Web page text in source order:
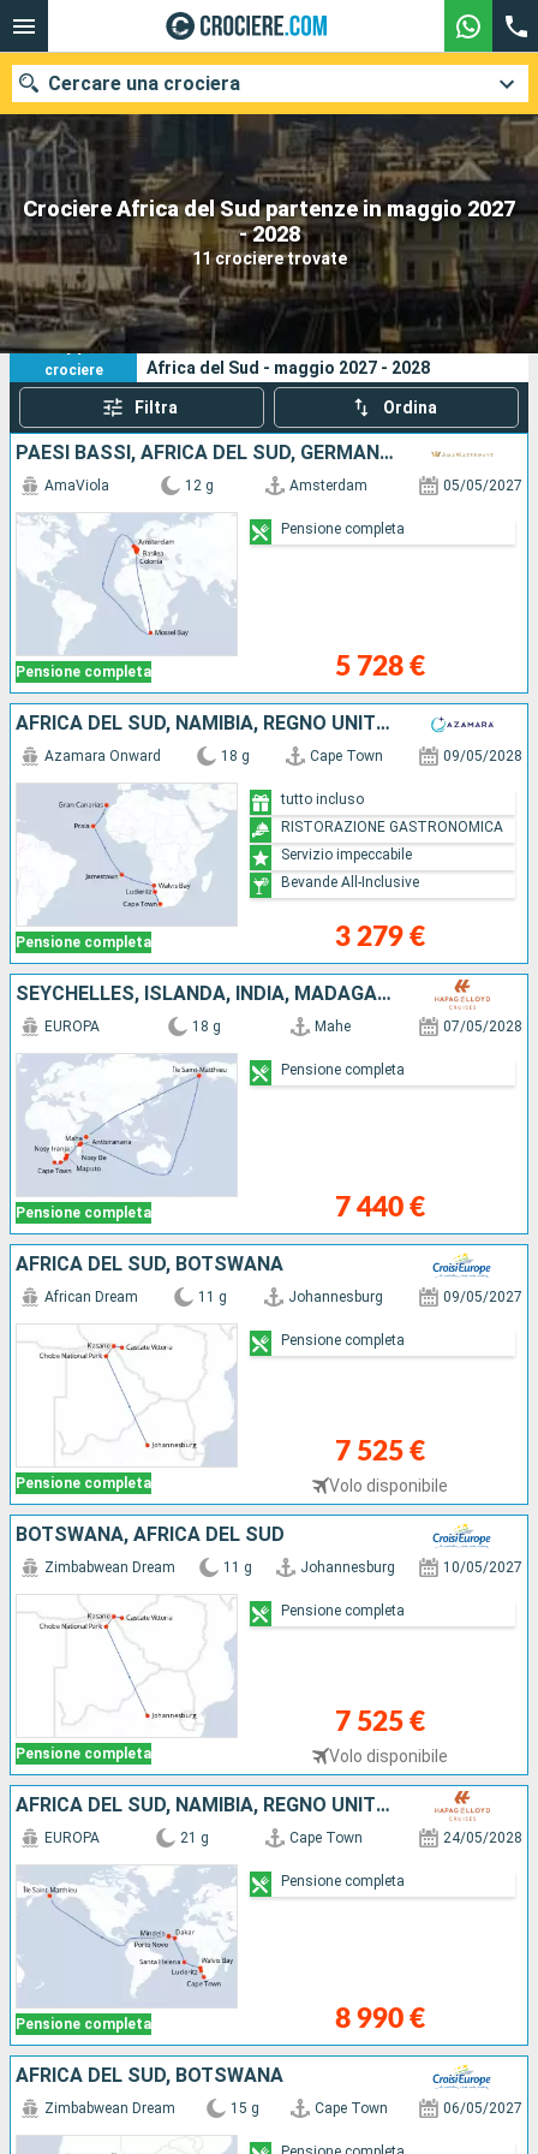
Crociere Africa del Sud partenze in maggio 2027
- 2028
11 crociere trovate
Cercare una crociera
Le nostre destinazioni
Mesi di partenza
Porti Compagnie
Ricerca
11
crociere
I tuoi criteri di ricerca:
Africa del Sud - maggio 2027 - 2028
Filtra Ordina
PAESI BASSI, AFRICA DEL SUD, GERMANIA, EUROPA DEL NORD, FRANCIA, SVIZZERA
Pensione completa
AmaViola 12 g Amsterdam 05/05/2027
5 728 €
Pensione completa
AFRICA DEL SUD, NAMIBIA, REGNO UNITO, CAPO VERDE, SPAGNA
Pensione completa
Azamara Onward 18 g Cape Town 09/05/2028
3 279 €
tutto incluso
RISTORAZIONE GASTRONOMICA
Servizio impeccabile
Bevande All-Inclusive
SEYCHELLES, ISLANDA, INDIA, MADAGASCAR, MOZAMBICO, AFRICA DEL SUD
Pensione completa
EUROPA 18 g Mahe 07/05/2028
7 440 €
Pensione completa
AFRICA DEL SUD, BOTSWANA
Pensione completa
African Dream 11 g Johannesburg 09/05/2027
7 525 €
Volo disponibile
Pensione completa
BOTSWANA, AFRICA DEL SUD
Pensione completa
Zimbabwean Dream 11 g Johannesburg 10/05/2027
7 525 €
Volo disponibile
Pensione completa
AFRICA DEL SUD, NAMIBIA, REGNO UNITO, SENEGAL, CAPO VERDE, ISLANDA
Pensione completa
EUROPA 21 g Cape Town 24/05/2028
8 990 €
Pensione completa
AFRICA DEL SUD, BOTSWANA
Zimbabwean Dream 15 g Cape Town 06/05/2027